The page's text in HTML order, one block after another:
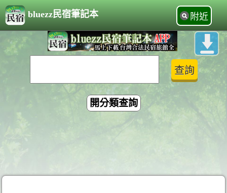
bluezz民宿筆記本 附近
開分類查詢